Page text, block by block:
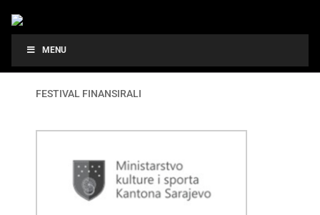
MENU
FESTIVAL FINANSIRALI